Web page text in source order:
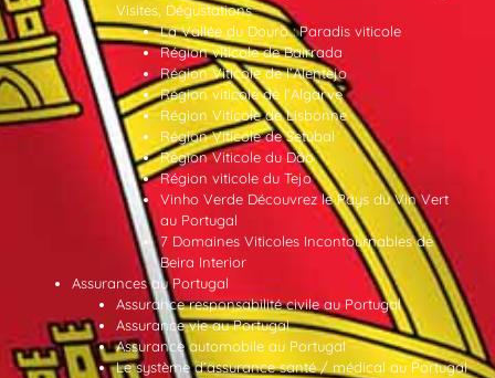
Visites, Dégustations
La Vallée du Douro : Paradis viticole
Région viticole de Bairrada
Région Viticole de l’Alentejo
Région viticole de l’Algarve
Région Viticole de Lisbonne
Région Viticole de Setúbal
Région Viticole du Dão
Région viticole du Tejo
Vinho Verde Découvrez le Pays du Vin Vert
au Portugal
7 Domaines Viticoles Incontournables de
Beira Interior
Assurances au Portugal
Assurance responsabilité civile au Portugal
Assurance vie au Portugal
Assurance automobile au Portugal
Le système d’assurance santé / médical au Portugal